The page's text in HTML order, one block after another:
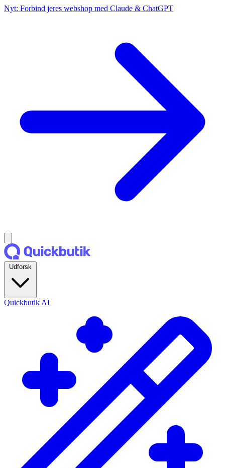
Nyt: Forbind jeres webshop med Claude & ChatGPT
Quickbutik AI